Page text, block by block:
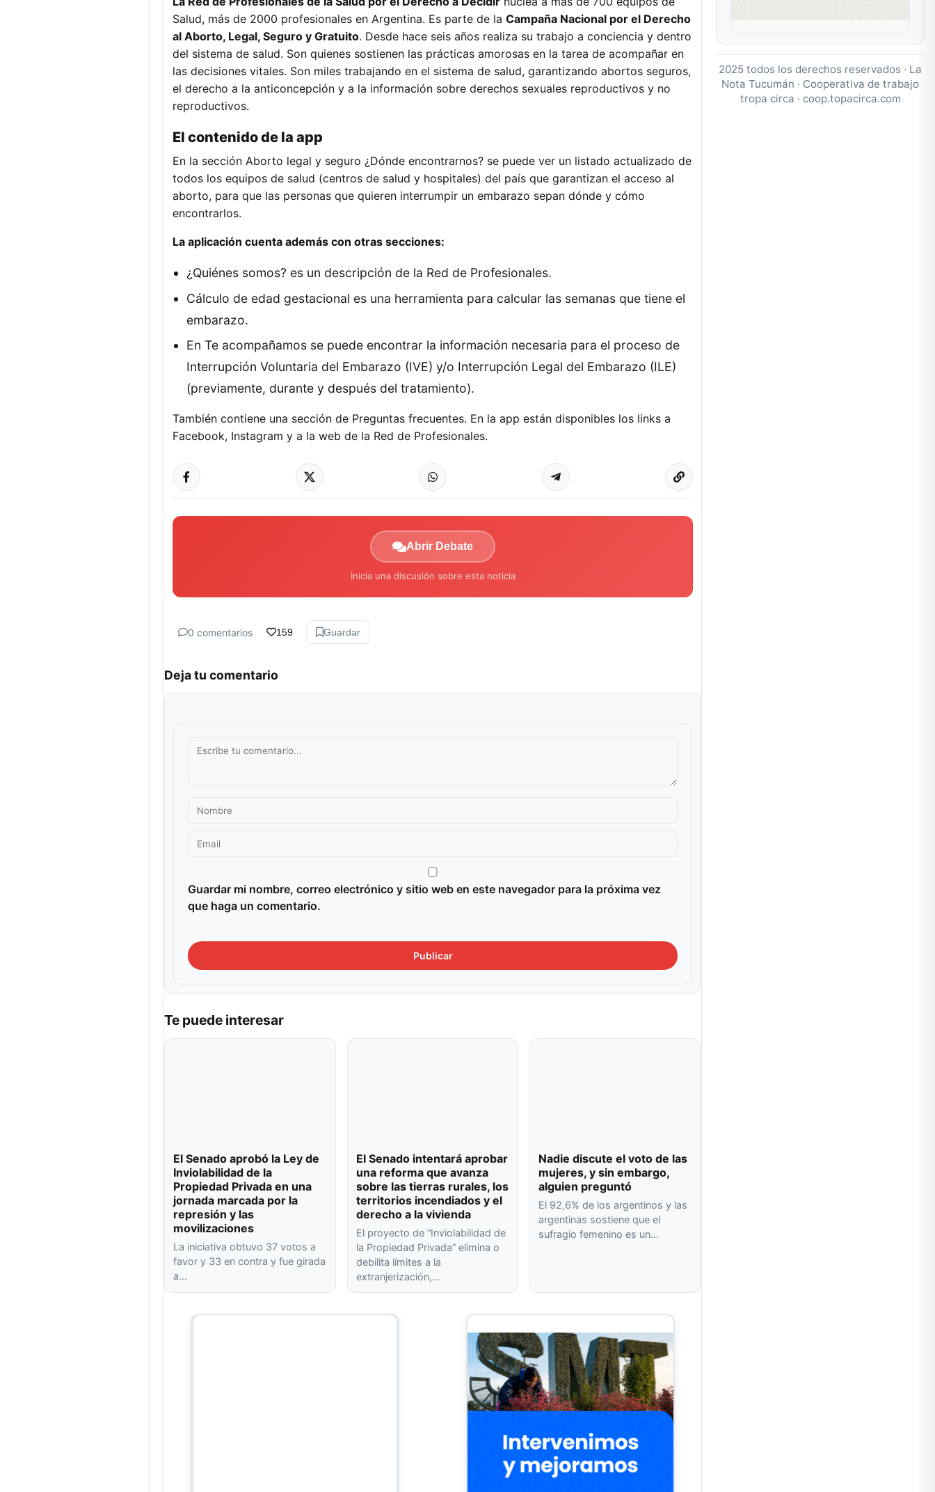
Salud, más de 2000 profesionales en Argentina. Es parte de la Campaña Nacional por el Derecho
al Aborto, Legal, Seguro y Gratuito. Desde hace seis años realiza su trabajo a conciencia y dentro
del sistema de salud. Son quienes sostienen las prácticas amorosas en la tarea de acompañar en
las decisiones vitales. Son miles trabajando en el sistema de salud, garantizando abortos seguros,
el derecho a la anticoncepción y a la información sobre derechos sexuales reproductivos y no
reproductivos.
El contenido de la app
En la sección Aborto legal y seguro ¿Dónde encontrarnos? se puede ver un listado actualizado de
todos los equipos de salud (centros de salud y hospitales) del país que garantizan el acceso al
aborto, para que las personas que quieren interrumpir un embarazo sepan dónde y cómo
encontrarlos.
La aplicación cuenta además con otras secciones:
¿Quiénes somos? es un descripción de la Red de Profesionales.
Cálculo de edad gestacional es una herramienta para calcular las semanas que tiene el
embarazo.
En Te acompañamos se puede encontrar la información necesaria para el proceso de
Interrupción Voluntaria del Embarazo (IVE) y/o Interrupción Legal del Embarazo (ILE)
(previamente, durante y después del tratamiento).
También contiene una sección de Preguntas frecuentes. En la app están disponibles los links a
Facebook, Instagram y a la web de la Red de Profesionales.
Abrir Debate
Inicia una discusión sobre esta noticia
0 comentarios 159 Guardar
Deja tu comentario
Guardar mi nombre, correo electrónico y sitio web en este navegador para la próxima vez
que haga un comentario.
Te puede interesar
El Senado aprobó la Ley de
Inviolabilidad de la
Propiedad Privada en una
jornada marcada por la
represión y las
movilizaciones
La iniciativa obtuvo 37 votos a
favor y 33 en contra y fue girada
a…
El Senado intentará aprobar
una reforma que avanza
sobre las tierras rurales, los
territorios incendiados y el
derecho a la vivienda
El proyecto de “Inviolabilidad de
la Propiedad Privada” elimina o
debilita límites a la
extranjerización,…
Nadie discute el voto de las
mujeres, y sin embargo,
alguien preguntó
El 92,6% de los argentinos y las
argentinas sostiene que el
sufragio femenino es un…
2025 todos los derechos reservados · La
Nota Tucumán · Cooperativa de trabajo
tropa circa · coop.topacirca.com